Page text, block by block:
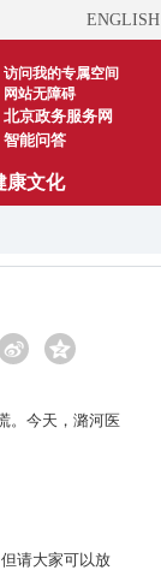
ENGLISH
访问我的专属空间
网站无障碍
北京政务服务网
智能问答
康文化
。今天，潞河医
请大家可以放